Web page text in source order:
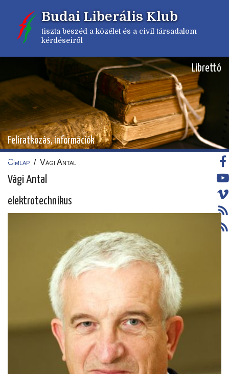
tartalomra
Budai Liberális Klub
tiszta beszéd a közélet és a civil társadalom
kérdéseiről
Librettó
Feliratkozás, információk
Címlap / Vági Antal
Vági Antal
elektrotechnikus